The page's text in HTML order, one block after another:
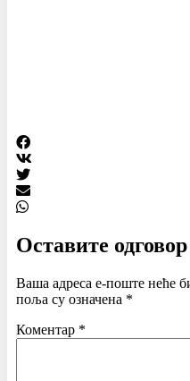
Оставите одговор
Ваша адреса е-поште неће
поља су означена *
Коментар *